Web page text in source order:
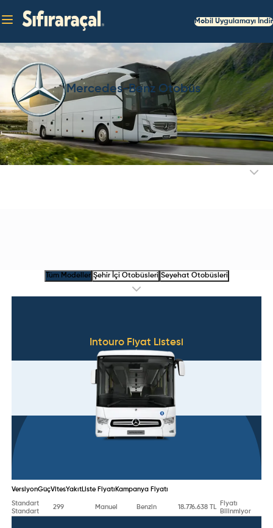
Mobil Uygulamayı İndir
Mercedes-Benz Otobüs
Tüm Modeller Şehir İçi Otobüsleri Seyehat Otobüsleri
Intouro Fiyat Listesi
VersiyonGüçVitesYakıt Liste Fiyatı Kampanya Fiyatı
Standart
Standart
299 Manuel Benzin 18.776.638 TL
Fiyatı
Bilinmiyor